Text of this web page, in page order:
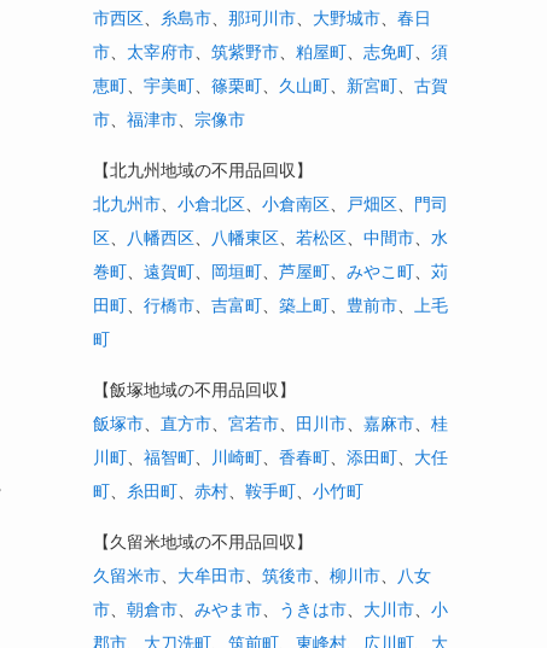
市西区、 糸島市、 那珂川市、 大野城市、 春日
市、 太宰府市、 筑紫野市、 粕屋町、 志免町、 須
恵町、 宇美町、 篠栗町、 久山町、 新宮町、 古賀
市、 福津市、 宗像市
【北九州地域の不用品回収】
北九州市、 小倉北区、 小倉南区、 戸畑区、 門司
区、 八幡西区、 八幡東区、 若松区、 中間市、 水
巻町、 遠賀町、 岡垣町、 芦屋町、 みやこ町、 苅
田町、 行橋市、 吉富町、 築上町、 豊前市、 上毛
町
【飯塚地域の不用品回収】
飯塚市、 直方市、 宮若市、 田川市、 嘉麻市、 桂
川町、 福智町、 川崎町、 香春町、 添田町、 大任
町、 糸田町、 赤村、 鞍手町、 小竹町
【久留米地域の不用品回収】
久留米市、 大牟田市、 筑後市、 柳川市、 八女
市、 朝倉市、 みやま市、 うきは市、 大川市、 小
郡市
大刀洗町 筑前町 東峰村 広川町 大